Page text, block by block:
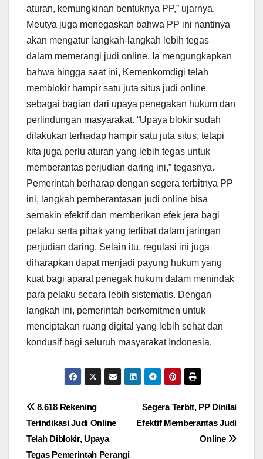
aturan, kemungkinan bentuknya PP,” ujarnya.
Meutya juga menegaskan bahwa PP ini nantinya
akan mengatur langkah-langkah lebih tegas
dalam memerangi judi online. Ia mengungkapkan
bahwa hingga saat ini, Kemenkomdigi telah
memblokir hampir satu juta situs judi online
sebagai bagian dari upaya penegakan hukum dan
perlindungan masyarakat. “Upaya blokir sudah
dilakukan terhadap hampir satu juta situs, tetapi
kita juga perlu aturan yang lebih tegas untuk
memberantas perjudian daring ini,” tegasnya.
Pemerintah berharap dengan segera terbitnya PP
ini, langkah pemberantasan judi online bisa
semakin efektif dan memberikan efek jera bagi
pelaku serta pihak yang terlibat dalam jaringan
perjudian daring. Selain itu, regulasi ini juga
diharapkan dapat menjadi payung hukum yang
kuat bagi aparat penegak hukum dalam menindak
para pelaku secara lebih sistematis. Dengan
langkah ini, pemerintah berkomitmen untuk
menciptakan ruang digital yang lebih sehat dan
kondusif bagi seluruh masyarakat Indonesia.
Post
navigation
Segera Terbit, PP Dinilai
Efektif Memberantas Judi
Online
8.618 Rekening
Terindikasi Judi Online
Telah Diblokir, Upaya
Tegas Pemerintah Perangi